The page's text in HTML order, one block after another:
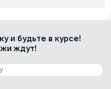
для гаража 20 м2.
на 10 градусов.
и будьте в курсе!
ждут!